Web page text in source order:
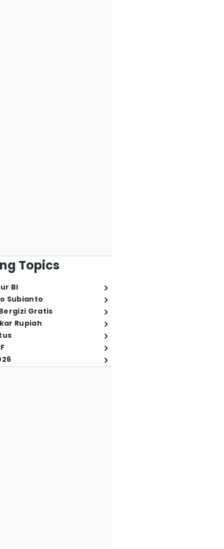
Topics
BI
Subianto
Gratis
Rupiah